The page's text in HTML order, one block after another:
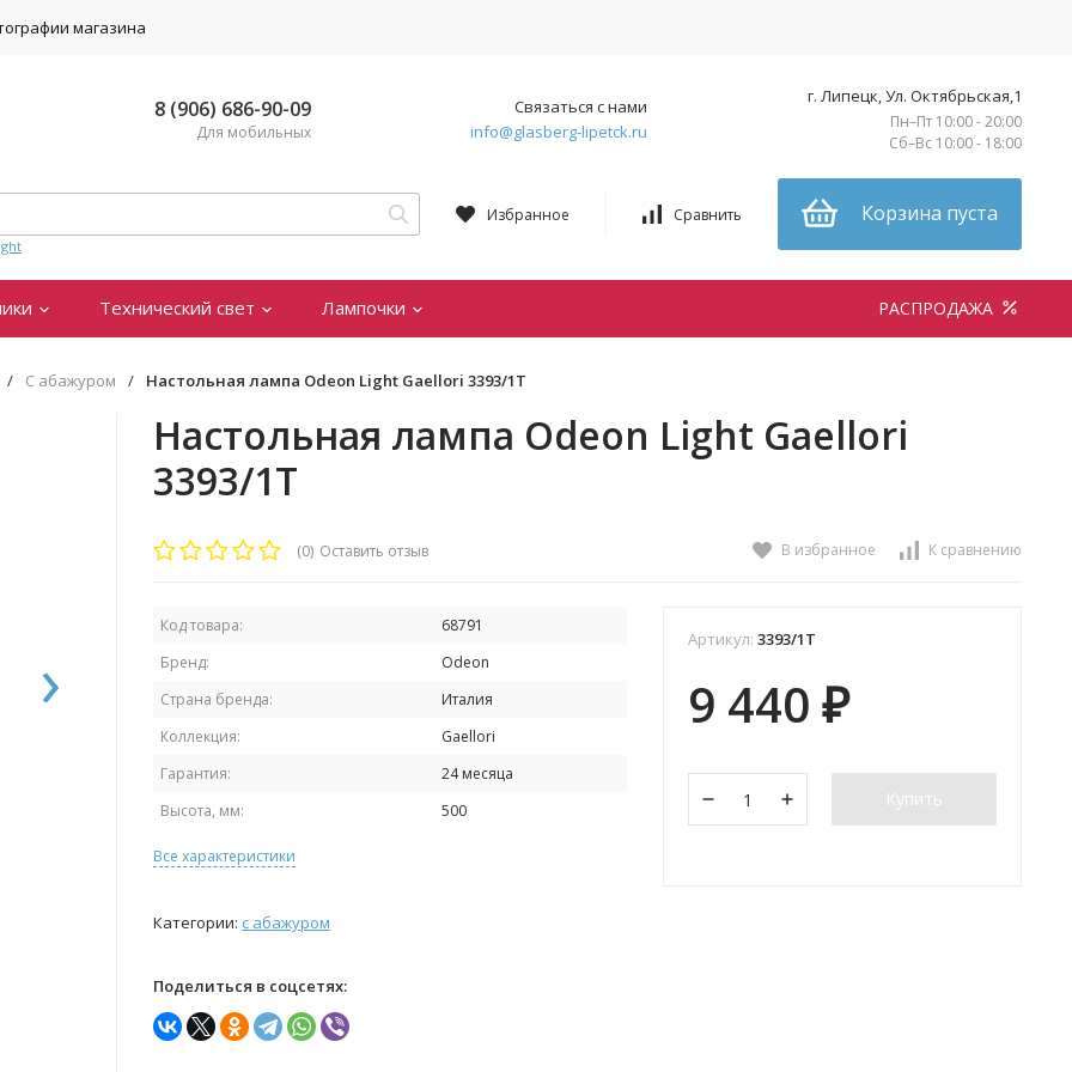
магазина
8 (906) 686-90-09
Для мобильных
Связаться с нами
info@glasberg-lipetck.ru
г. Липецк, Ул. Октябрьская,1
Пн–Пт 10:00 - 20:00
Сб–Вс 10:00 - 18:00
Избранное Сравнить Корзина пуста
Технический свет Лампочки РАСПРОДАЖА
/ С абажуром / Настольная лампа Odeon Light Gaellori 3393/1T
›
Настольная лампа Odeon Light Gaellori
3393/1T
(0) Оставить отзыв В избранное К сравнению
Код товара:
68791
Бренд:
Odeon
Страна бренда:
Италия
Коллекция:
Gaellori
Гарантия:
24 месяца
Высота, мм:
500
Все характеристики
Категории: с абажуром
Поделиться в соцсетях:
Артикул: 3393/1T
9 440 ₽
Купить